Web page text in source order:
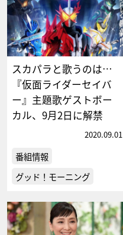
スカパラと歌うのは…
『仮面ライダーセイバ
ー』主題歌ゲストボー
カル、9月2日に解禁
2020.09.01
番組情報
グッド！モーニング